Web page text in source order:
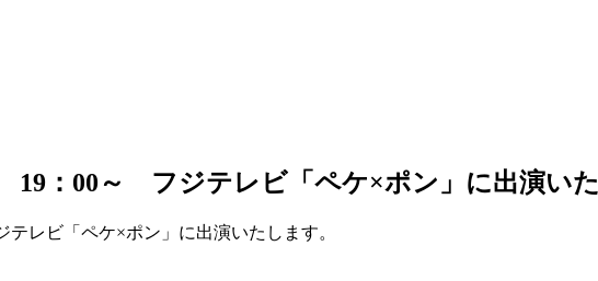
：00～ フジテレビ「ペケ×ポン」に出演いた
ビ「ペケ×ポン」に出演いたします。